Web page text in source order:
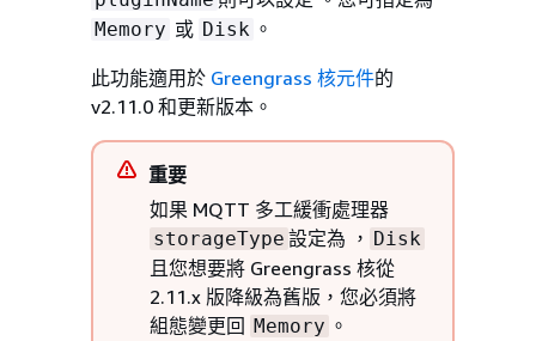
Memory 或 Disk 。
此功能適用於 Greengrass 核元件的
v2.11.0 和更新版本。
重要
如果 MQTT 多工緩衝處理器
storageType 設定為 ， Disk
且您想要將 Greengrass 核從
2.11.x 版降級為舊版，您必須將
組態變更回 Memory 。